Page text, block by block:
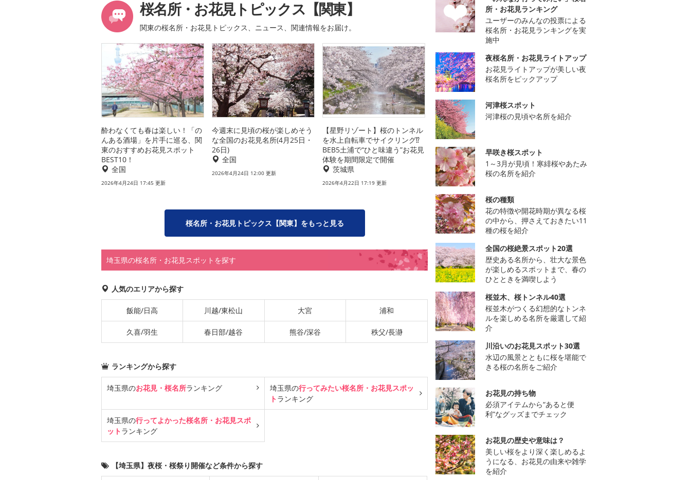
桜名所・お花見トピックス【関東】
関東の桜名所・お花見トピックス、ニュース、関連情報をお届け。
酔わなくても春は楽しい！「の
んある酒場」を片手に巡る、関
東のおすすめお花見スポット
BEST10！
全国
2026年4月24日 17:45 更新
今週末に見頃の桜が楽しめそう
な全国のお花見名所(4月25日・
26日)
全国
2026年4月24日 12:00 更新
【星野リゾート】桜のトンネル
を水上自転車でサイクリング⁉
BEB5土浦で“ひと味違う”お花見
体験を期間限定で開催
茨城県
2026年4月22日 17:19 更新
桜名所・お花見トピックス【関東】をもっと見る
埼玉県の桜名所・お花見スポットを探す
人気のエリアから探す
飯能/日高 川越/東松山 大宮 浦和
久喜/羽生 春日部/越谷 熊谷/深谷 秩父/長瀞
ランキングから探す
埼玉県のお花見・桜名所ランキング 埼玉県の行ってみたい桜名所・お花見スポッ
ト ランキング
埼玉県の行ってよかった桜名所・お花見スポ
ット ランキング
【埼玉県】夜桜・桜祭り開催など条件から探す
所・お花見ランキング
ユーザーのみんなの投票による
桜名所・お花見ランキングを実
施中
夜桜名所・お花見ライトアップ
お花見ライトアップが美しい夜
桜名所をピックアップ
河津桜スポット
河津桜の見頃や名所を紹介
早咲き桜スポット
1～3月が見頃！寒緋桜やあたみ
桜の名所を紹介
桜の種類
花の特徴や開花時期が異なる桜
の中から、押さえておきたい11
種の桜を紹介
全国の桜絶景スポット20選
歴史ある名所から、壮大な景色
が楽しめるスポットまで、春の
ひとときを満喫しよう
桜並木、桜トンネル40選
桜並木がつくる幻想的なトンネ
ルを楽しめる名所を厳選して紹
介
川沿いのお花見スポット30選
水辺の風景とともに桜を堪能で
きる桜の名所をご紹介
お花見の持ち物
必須アイテムから“あると便
利”なグッズまでチェック
お花見の歴史や意味は？
美しい桜をより深く楽しめるよ
うになる、お花見の由来や雑学
を紹介